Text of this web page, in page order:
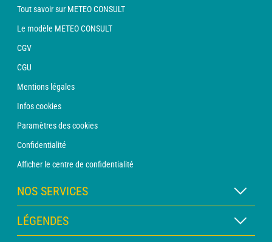
Tout savoir sur METEO CONSULT
Le modèle METEO CONSULT
CGV
CGU
Mentions légales
Infos cookies
Paramètres des cookies
Confidentialité
Afficher le centre de confidentialité
NOS SERVICES
Abonnement METEO Xpert
Abonnement METEO PRO
LÉGENDES